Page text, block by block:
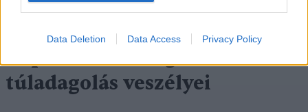
Data Deletion Data Access Privacy Policy
túladagolás veszélyei